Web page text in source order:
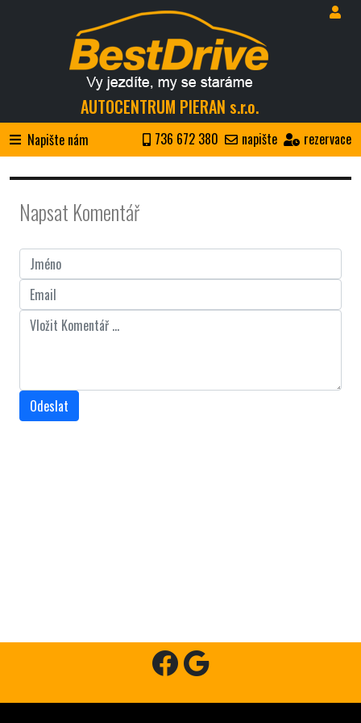
AUTOCENTRUM PIERAN s.r.o.
736 672 380 napište rezervace
Napište nám
Napsat Komentář
Odeslat